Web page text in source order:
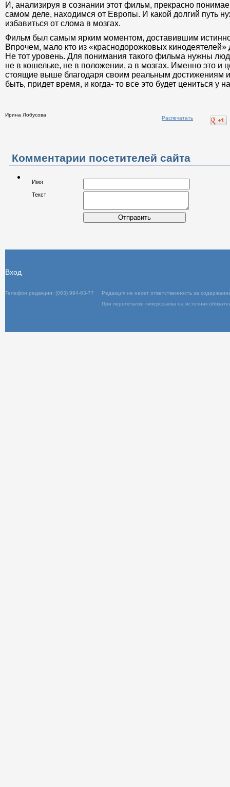
И, анализируя в сознании этот фильм, прекрасно
самом деле, находимся от Европы. И какой долгий путь
избавиться от слома в мозгах.
Фильм был самым ярким моментом, доставившим
Впрочем, мало кто из «краснодорожковых кинодеятелей»
Не тот уровень. Для понимания такого фильма нужны
не в кошельке, не в положении, а в мозгах. Именно это и
стоящие выше благодаря своим реальным достижениям и
быть, придет время, и когда- то все это будет цениться у
Ирина Лобусова
Комментарии посетителей сайта
Отправить
Вход